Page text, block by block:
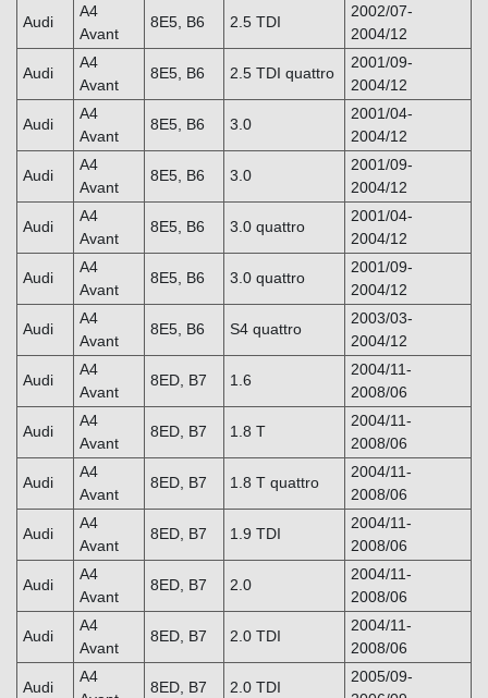
Audi
A4
Avant
8E5, B6 2.5 TDI
2002/07-
2004/12
Audi
A4
Avant
8E5, B6 2.5 TDI quattro
2001/09-
2004/12
Audi
A4
Avant
8E5, B6 3.0
2001/04-
2004/12
Audi
A4
Avant
8E5, B6 3.0
2001/09-
2004/12
Audi
A4
Avant
8E5, B6 3.0 quattro
2001/04-
2004/12
Audi
A4
Avant
8E5, B6 3.0 quattro
2001/09-
2004/12
Audi
A4
Avant
8E5, B6 S4 quattro
2003/03-
2004/12
Audi
A4
Avant
8ED, B7 1.6
2004/11-
2008/06
Audi
A4
Avant
8ED, B7 1.8 T
2004/11-
2008/06
Audi
A4
Avant
8ED, B7 1.8 T quattro
2004/11-
2008/06
Audi
A4
Avant
8ED, B7 1.9 TDI
2004/11-
2008/06
Audi
A4
Avant
8ED, B7 2.0
2004/11-
2008/06
Audi
A4
Avant
8ED, B7 2.0 TDI
2004/11-
2008/06
Audi
A4
8ED, B7 2.0 TDI
2005/09-